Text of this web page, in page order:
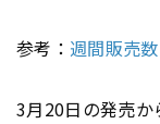
参考： 週間販売数
3月20日の発売か